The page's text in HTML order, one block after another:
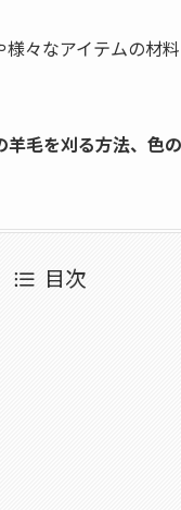
々なアイテムの材
毛を刈る方法、色
目次